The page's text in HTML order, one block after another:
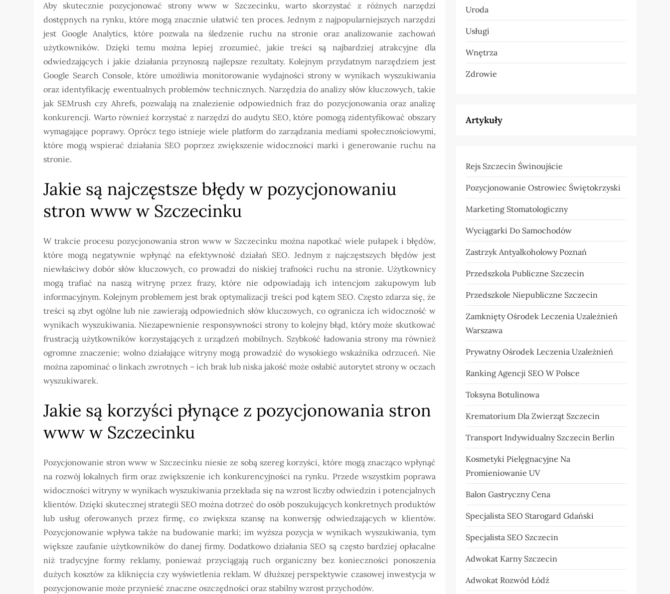
Aby skutecznie pozycjonować strony www w Szczecinku, warto skorzystać z różnych narzędzi
dostępnych na rynku, które mogą znacznie ułatwić ten proces. Jednym z najpopularniejszych narzędzi
jest Google Analytics, które pozwala na śledzenie ruchu na stronie oraz analizowanie zachowań
użytkowników. Dzięki temu można lepiej zrozumieć, jakie treści są najbardziej atrakcyjne dla
odwiedzających i jakie działania przynoszą najlepsze rezultaty. Kolejnym przydatnym narzędziem jest
Google Search Console, które umożliwia monitorowanie wydajności strony w wynikach wyszukiwania
oraz identyfikację ewentualnych problemów technicznych. Narzędzia do analizy słów kluczowych, takie
jak SEMrush czy Ahrefs, pozwalają na znalezienie odpowiednich fraz do pozycjonowania oraz analizę
konkurencji. Warto również korzystać z narzędzi do audytu SEO, które pomogą zidentyfikować obszary
wymagające poprawy. Oprócz tego istnieje wiele platform do zarządzania mediami społecznościowymi,
które mogą wspierać działania SEO poprzez zwiększenie widoczności marki i generowanie ruchu na
stronie.
Jakie są najczęstsze błędy w pozycjonowaniu
stron www w Szczecinku
W trakcie procesu pozycjonowania stron www w Szczecinku można napotkać wiele pułapek i błędów,
które mogą negatywnie wpłynąć na efektywność działań SEO. Jednym z najczęstszych błędów jest
niewłaściwy dobór słów kluczowych, co prowadzi do niskiej trafności ruchu na stronie. Użytkownicy
mogą trafiać na naszą witrynę przez frazy, które nie odpowiadają ich intencjom zakupowym lub
informacyjnym. Kolejnym problemem jest brak optymalizacji treści pod kątem SEO. Często zdarza się, że
treści są zbyt ogólne lub nie zawierają odpowiednich słów kluczowych, co ogranicza ich widoczność w
wynikach wyszukiwania. Niezapewnienie responsywności strony to kolejny błąd, który może skutkować
frustracją użytkowników korzystających z urządzeń mobilnych. Szybkość ładowania strony ma również
ogromne znaczenie; wolno działające witryny mogą prowadzić do wysokiego wskaźnika odrzuceń. Nie
można zapominać o linkach zwrotnych – ich brak lub niska jakość może osłabić autorytet strony w oczach
wyszukiwarek.
Jakie są korzyści płynące z pozycjonowania stron
www w Szczecinku
Pozycjonowanie stron www w Szczecinku niesie ze sobą szereg korzyści, które mogą znacząco wpłynąć
na rozwój lokalnych firm oraz zwiększenie ich konkurencyjności na rynku. Przede wszystkim poprawa
widoczności witryny w wynikach wyszukiwania przekłada się na wzrost liczby odwiedzin i potencjalnych
klientów. Dzięki skutecznej strategii SEO można dotrzeć do osób poszukujących konkretnych produktów
lub usług oferowanych przez firmę, co zwiększa szansę na konwersję odwiedzających w klientów.
Pozycjonowanie wpływa także na budowanie marki; im wyższa pozycja w wynikach wyszukiwania, tym
większe zaufanie użytkowników do danej firmy. Dodatkowo działania SEO są często bardziej opłacalne
niż tradycyjne formy reklamy, ponieważ przyciągają ruch organiczny bez konieczności ponoszenia
dużych kosztów za kliknięcia czy wyświetlenia reklam. W dłuższej perspektywie czasowej inwestycja w
pozycjonowanie może przynieść znaczne oszczędności oraz stabilny wzrost przychodów.
Uroda
Usługi
Wnętrza
Zdrowie
Artykuły
Rejs Szczecin Świnoujście
Pozycjonowanie Ostrowiec Świętokrzyski
Marketing Stomatologiczny
Wyciągarki Do Samochodów
Zastrzyk Antyalkoholowy Poznań
Przedszkola Publiczne Szczecin
Przedszkole Niepubliczne Szczecin
Zamknięty Ośrodek Leczenia Uzależnień
Warszawa
Prywatny Ośrodek Leczenia Uzależnień
Ranking Agencji SEO W Polsce
Toksyna Botulinowa
Krematorium Dla Zwierząt Szczecin
Transport Indywidualny Szczecin Berlin
Kosmetyki Pielęgnacyjne Na
Promieniowanie UV
Balon Gastryczny Cena
Specjalista SEO Starogard Gdański
Specjalista SEO Szczecin
Adwokat Karny Szczecin
Adwokat Rozwód Łódź